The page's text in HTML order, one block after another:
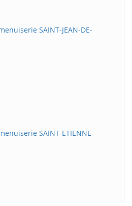
SAINT-JEAN-DE-
SAINT-ETIENNE-